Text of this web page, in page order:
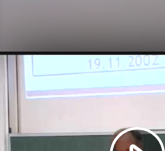
Video
abspielen